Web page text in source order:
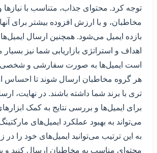
توجه کرد. محتوای جذاب، متناسب با نیازها
مخاطبان، و با ارزش افزوده بیشتر برای
بازده ایمیل می‌شود. همچنین ارسال
اهداف و استراتژی بازاریابی شما نیز
است ایمیل‌ها به صورت سفارشی و
هر گروه مخاطبان ارسال شوند تا احساس
برای ایمیل‌ها و بررسی نتایج به کمک ابزارهای
می‌تواند به بهبود عملکرد ایمیل‌های
به این ترتیب می‌توانید ایمیل‌های خود را
محتوای مناسب به مخاطبان ارسال کنید و